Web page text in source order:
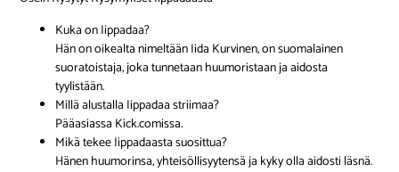
Kuka on Iippadaa?
Hän on oikealta nimeltään Iida Kurvinen, on suomalainen
suoratoistaja, joka tunnetaan huumoristaan ja aidosta
tyylistään.
Millä alustalla Iippadaa striimaa?
Pääasiassa Kick.comissa.
Mikä tekee Iippadaasta suosittua?
Hänen huumorinsa, yhteisöllisyytensä ja kyky olla aidosti läsnä.